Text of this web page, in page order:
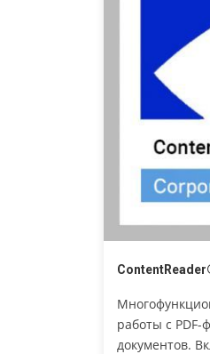
работы с
документов.